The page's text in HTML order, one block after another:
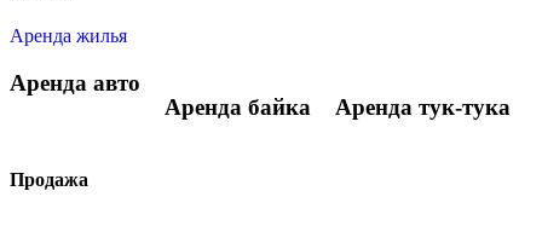
Аренда жилья
Аренда авто
Аренда байка
Аренда тук-тука
Продажа